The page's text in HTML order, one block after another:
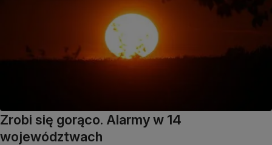
Zrobi się gorąco. Alarmy w 14
województwach